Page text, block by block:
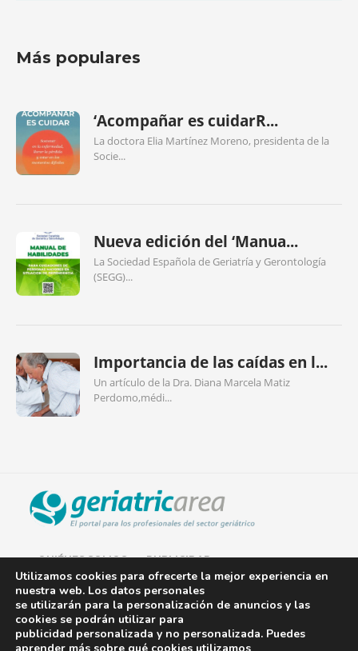
Más populares
‘Acompañar es cuidarR...
La doctora Elia Martínez Moreno, presidenta de la
Socie...
Nueva edición del ‘Manua...
La Sociedad Española de Geriatría y Gerontología
(SEGG)...
Importancia de las caídas en l...
Un artículo de la Dra. Diana Marcela Matiz
Perdomo,médi...
QUIÉNES SOMOS PUBLICIDAD
AVISO LEGAL
POLÍTICA DE COOKIES
Utilizamos cookies para ofrecerte la mejor experiencia en
nuestra web. Los datos personales
se utilizarán para la personalización de anuncios y las
cookies se podrán utilizar para
publicidad personalizada y no personalizada. Puedes